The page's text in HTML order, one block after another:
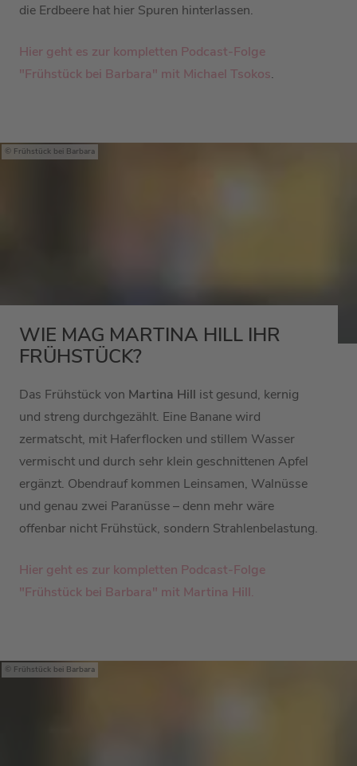
die Erdbeere hat hier Spuren hinterlassen.
Hier geht es zur kompletten Podcast-Folge
"Frühstück bei Barbara" mit Michael Tsokos.
Frühstück bei Barbara
WIE MAG MARTINA HILL IHR
FRÜHSTÜCK?
Das Frühstück von Martina Hill ist gesund, kernig
und streng durchgezählt. Eine Banane wird
zermatscht, mit Haferflocken und stillem Wasser
vermischt und durch sehr klein geschnittenen Apfel
ergänzt. Obendrauf kommen Leinsamen, Walnüsse
und genau zwei Paranüsse – denn mehr wäre
offenbar nicht Frühstück, sondern Strahlenbelastung.
Hier geht es zur kompletten Podcast-Folge
"Frühstück bei Barbara" mit Martina Hill.
Frühstück bei Barbara